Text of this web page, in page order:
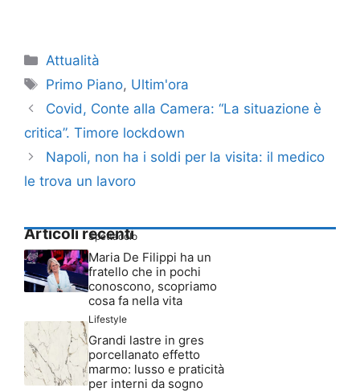
Categorie
Attualità
Tag
Primo Piano, Ultim'ora
Covid, Conte alla Camera: “La situazione è
critica”. Timore lockdown
Napoli, non ha i soldi per la visita: il medico
le trova un lavoro
Articoli recenti
Spettacolo
Maria De Filippi ha un
fratello che in pochi
conoscono, scopriamo
cosa fa nella vita
Lifestyle
Grandi lastre in gres
porcellanato effetto
marmo: lusso e praticità
per interni da sogno